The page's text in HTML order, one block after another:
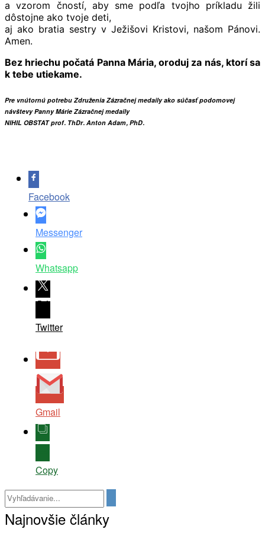
a vzorom čností, aby sme podľa tvojho príkladu žili
dôstojne ako tvoje deti,
aj ako bratia sestry v Ježišovi Kristovi, našom Pánovi.
Amen.
Bez hriechu počatá Panna Mária, oroduj za nás, ktorí sa
k tebe utiekame.
Pre vnútornú potrebu Združenia Zázračnej medailyako súčasť podomovej
návštevy Panny Márie Zázračnej medaily
NIHIL OBSTATprof. ThDr. Anton Adam, PhD.
Facebook
Messenger
Whatsapp
Twitter
Gmail
Copy
Najnovšie články